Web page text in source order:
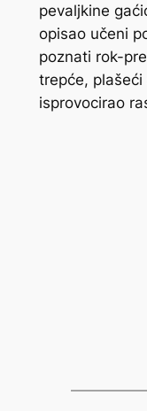
pevaljkine
opisao učeni
poznati rok-
trepće,
isprovocirao